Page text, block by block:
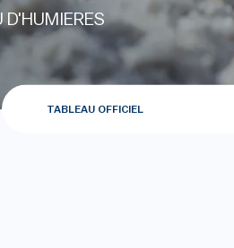
D'HUMIERES
TABLEAU OFFICIEL